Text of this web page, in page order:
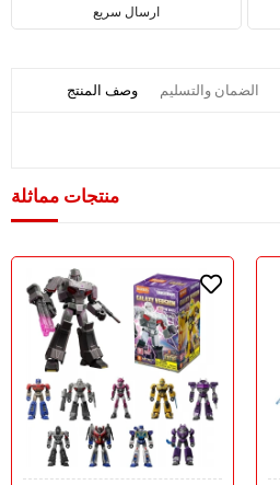
ارسال سريع
وصف المنتج الضمان والتسليم
منتجات مماثلة